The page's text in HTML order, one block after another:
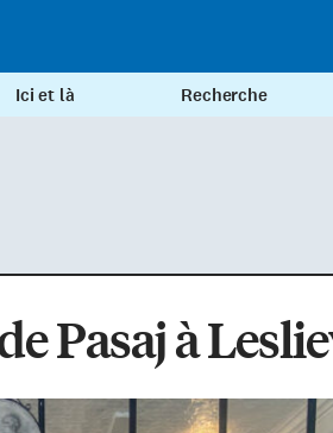
Ici et là Recherche
Pasaj à